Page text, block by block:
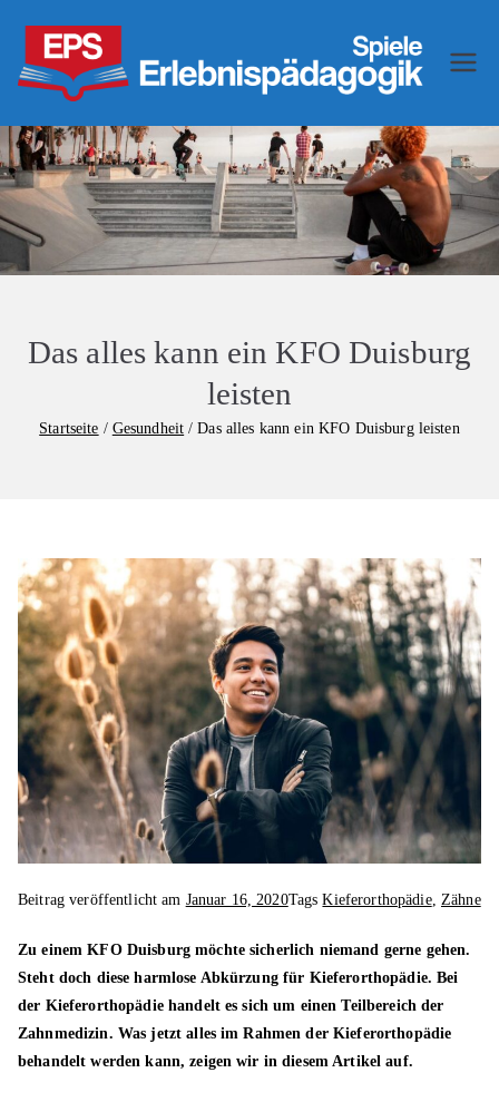
springen
leb
nis
pä
go
gi
Sp
iel
e
Erziehu
enschaf
t mit
Spiel
und
Spaß
Das alles kann ein KFO Duisburg
leisten
Startseite Gesundheit Das alles kann ein KFO Duisburg leisten
Beitrag veröffentlicht am Januar 16, 2020TagsKieferorthopädie, Zähne
Zu einem KFO Duisburg möchte sicherlich niemand gerne gehen.
Steht doch diese harmlose Abkürzung für Kieferorthopädie. Bei
der Kieferorthopädie handelt es sich um einen Teilbereich der
Zahnmedizin. Was jetzt alles im Rahmen der Kieferorthopädie
behandelt werden kann, zeigen wir in diesem Artikel auf.